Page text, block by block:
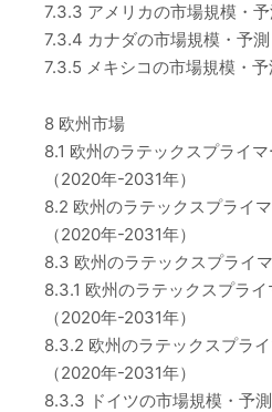
7.3.3 アメリカの市場規模・
7.3.4 カナダの市場規模・予
7.3.5 メキシコの市場規模・
8 欧州市場
8.1 欧州のラテックスプライ
（2020年-2031年）
8.2 欧州のラテックスプライ
（2020年-2031年）
8.3 欧州のラテックスプライ
8.3.1 欧州のラテックスプラ
（2020年-2031年）
8.3.2 欧州のラテックスプラ
（2020年-2031年）
8.3.3 ドイツの市場規模・予